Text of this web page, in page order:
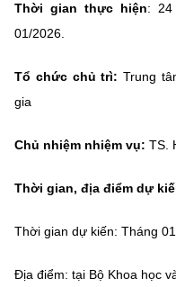
Tiêu chuẩn, đo
Năng lượng nguyên
Đổi mới sáng tạo
Sở hữu trí tuệ
Tiêu chuẩn, đo
Năng lượng nguyên
THƯ ĐIỆN TỬ
Nhiệm vụ trọng tâm
Chọn ngôn ngữ
Thời gian thực hiện: 24
01/2026.
Tổ chức chủ trì: Trung
gia
Chủ nhiệm nhiệm vụ: TS.
Thời gian, địa điểm dự
Thời gian dự kiến: Tháng
Địa điểm: tại Bộ Khoa học